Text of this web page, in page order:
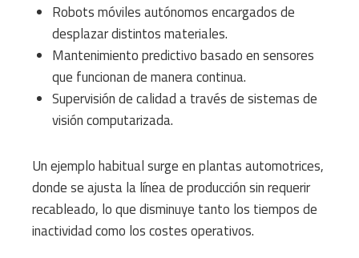
Robots móviles autónomos encargados de
desplazar distintos materiales.
Mantenimiento predictivo basado en sensores
que funcionan de manera continua.
Supervisión de calidad a través de sistemas de
visión computarizada.
Un ejemplo habitual surge en plantas automotrices,
donde se ajusta la línea de producción sin requerir
recableado, lo que disminuye tanto los tiempos de
inactividad como los costes operativos.